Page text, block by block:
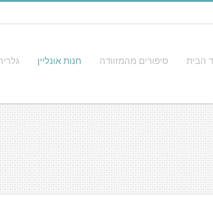
הבית סיפורים מהמזוודה חנות אונליין